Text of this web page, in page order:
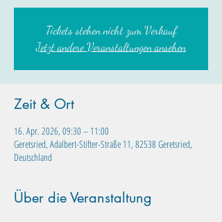
Tickets stehen nicht zum Verkauf
Jetzt andere Veranstaltungen ansehen
Zeit & Ort
16. Apr. 2026, 09:30 – 11:00
Geretsried, Adalbert-Stifter-Straße 11, 82538 Geretsried,
Deutschland
Über die Veranstaltung